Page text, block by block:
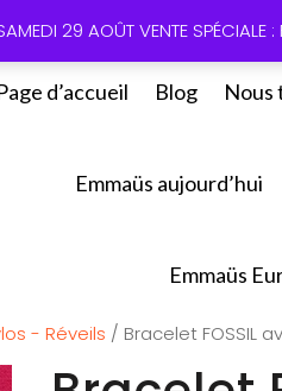
d’accueil Blog Nous
Emmaüs aujourd’hui
Emmaüs
- Réveils / Bracelet FOSSIL
29 AOÛT VENTE SPÉCIALE :